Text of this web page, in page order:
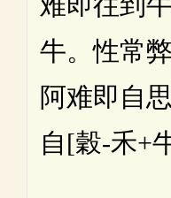
牛。性常
阿难即自
自[穀-禾+